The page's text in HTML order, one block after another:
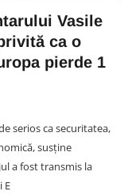
Vasile
ca o
pierde 1
serios ca securitatea,
susține
a fost transmis la
E